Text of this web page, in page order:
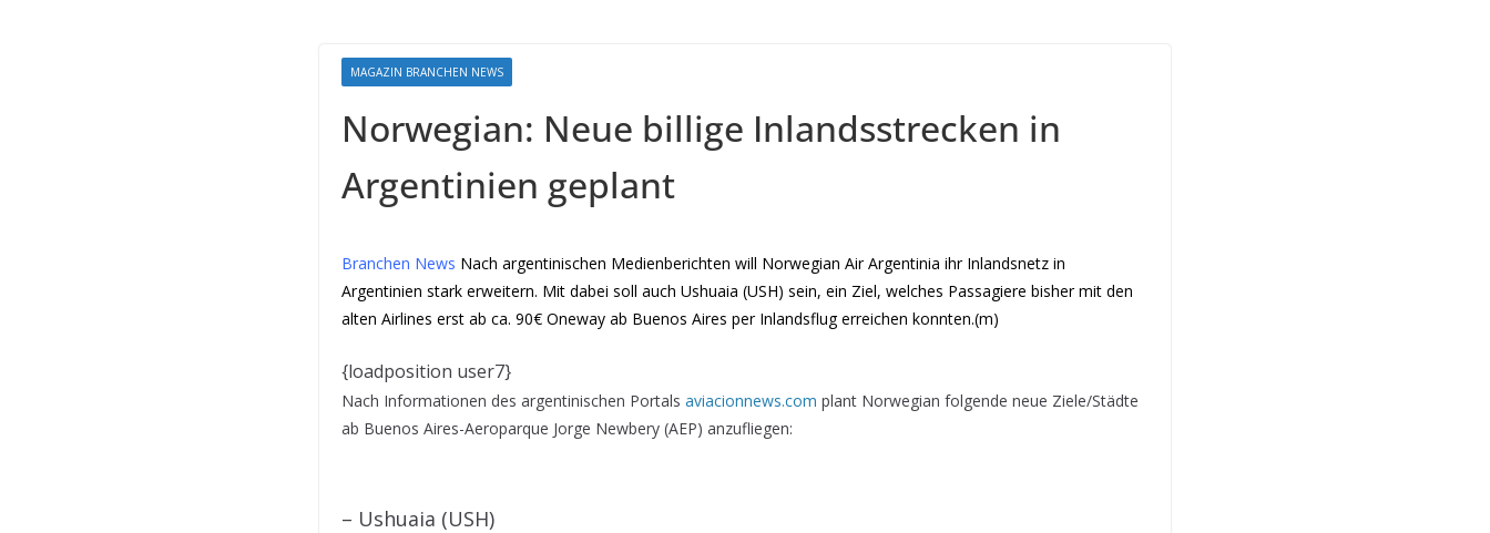
MAGAZIN BRANCHEN NEWS
Norwegian: Neue billige Inlandsstrecken in
Argentinien geplant
Branchen News Nach argentinischen Medienberichten will Norwegian Air Argentinia ihr Inlandsnetz in
Argentinien stark erweitern. Mit dabei soll auch Ushuaia (USH) sein, ein Ziel, welches Passagiere bisher mit den
alten Airlines erst ab ca. 90€ Oneway ab Buenos Aires per Inlandsflug erreichen konnten.(m)
{loadposition user7}
Nach Informationen des argentinischen Portals aviacionnews.com plant Norwegian folgende neue Ziele/Städte
ab Buenos Aires-Aeroparque Jorge Newbery (AEP) anzufliegen:
– Ushuaia (USH)